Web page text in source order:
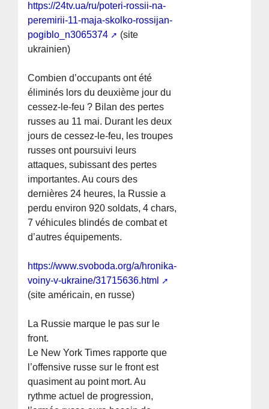
https://24tv.ua/ru/poteri-rossii-na-
peremirii-11-maja-skolko-rossijan-
pogiblo_n3065374
(site
ukrainien)
Combien d’occupants ont été
éliminés lors du deuxième jour du
cessez-le-feu ? Bilan des pertes
russes au 11 mai. Durant les deux
jours de cessez-le-feu, les troupes
russes ont poursuivi leurs
attaques, subissant des pertes
importantes. Au cours des
dernières 24 heures, la Russie a
perdu environ 920 soldats, 4 chars,
7 véhicules blindés de combat et
d’autres équipements.
https://www.svoboda.org/a/hronika-
voiny-v-ukraine/31715636.html
(site américain, en russe)
La Russie marque le pas sur le
front.
Le New York Times rapporte que
l’offensive russe sur le front est
quasiment au point mort. Au
rythme actuel de progression,